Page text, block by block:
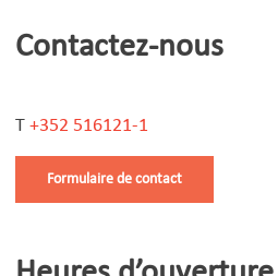
Contactez-nous
T +352 516121-1
Formulaire de contact